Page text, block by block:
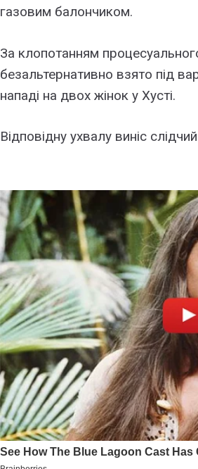
газовим балончиком.
За клопотанням
безальтернативно взято під
нападі на двох жінок у Хусті.
Відповідну ухвалу виніс